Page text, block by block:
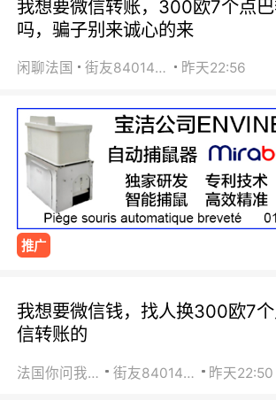
我想要微信转账，300欧7个点
吗，骗子别来诚心的来
闲聊法国 街友84014588 昨天22:56
推广
我想要微信钱，找人换300欧7
信转账的
法国你问我答 街友84014588 昨天22:50